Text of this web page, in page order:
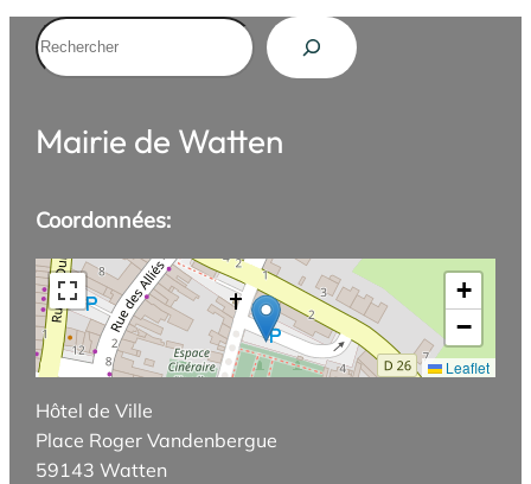
Rechercher
Mairie de Watten
Coordonnées:
+
−
Leaflet
Hôtel de Ville
Place Roger Vandenbergue
59143 Watten